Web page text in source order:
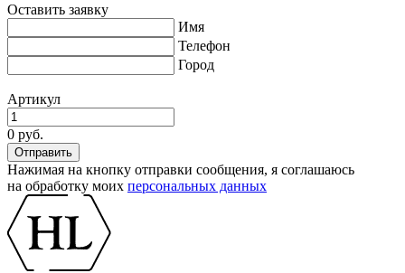
Оставить заявку
Имя
Телефон
Город
Артикул
0 руб.
Нажимая на кнопку отправки сообщения, я соглашаюсь
на обработку моих персональных данных